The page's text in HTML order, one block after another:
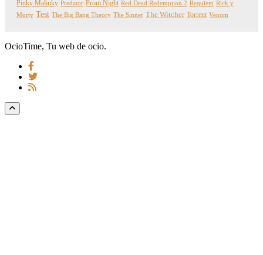
Pinky Malinky Predator Prom Night Red Dead Redemption 2 Requiem Rick y
Morty Test The Big Bang Theory The Sinner The Witcher Torrent Venom
OcioTime, Tu web de ocio.